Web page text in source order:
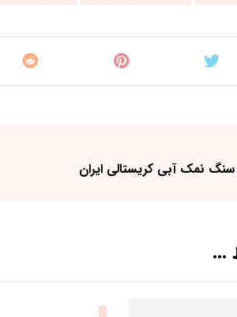
نمک آبی کریستالی ایران
...